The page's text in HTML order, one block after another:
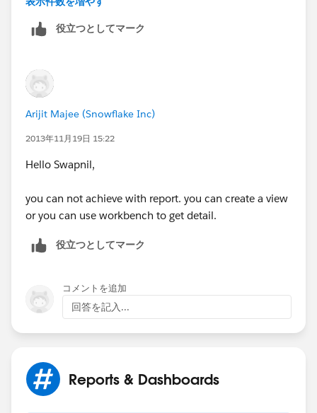
it query might be something like this
Select ID, Field,
SobjectType,PermissionsEdit, PermissionsRead,
Parent.Label, Parent.Name
From FieldPermissions
and Parent.Profile.Name=:Profiles and
Parent.isOwnedByProfile = true
Order By Field]
http://help.sfdcdro.com/apex/HTViewHelpDoc?
A cool app to compare profiles:
役立つとしてマーク
Arijit Majee (Snowflake Inc)
2013年11月19日 15:22
Hello Swapnil,
you can not achieve with report. you can create a view
or you can use workbench to get detail.
役立つとしてマーク
コメントを追加
回答を記入...
Reports & Dashboards